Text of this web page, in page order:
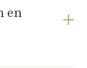
en